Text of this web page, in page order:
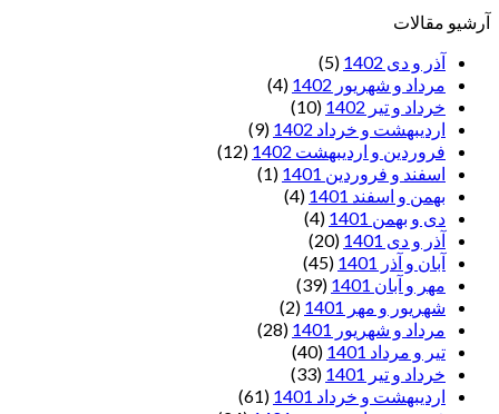
آرشیو مقالات
آذر و دی 1402
(5)
مرداد و شهریور 1402
(4)
خرداد و تیر 1402
(10)
اردیبهشت و خرداد 1402
(9)
فروردین و اردیبهشت 1402
(12)
اسفند و فروردین 1401
(1)
بهمن و اسفند 1401
(4)
دی و بهمن 1401
(4)
آذر و دی 1401
(20)
آبان و آذر 1401
(45)
مهر و آبان 1401
(39)
شهریور و مهر 1401
(2)
مرداد و شهریور 1401
(28)
تیر و مرداد 1401
(40)
خرداد و تیر 1401
(33)
اردیبهشت و خرداد 1401
(61)